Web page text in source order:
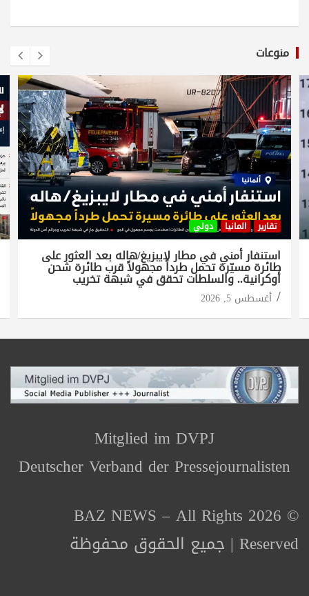
منوعات
تقارير المانيا دولي
استنفار أمني في مطار لايبزيغ/هاله بعد العثور على
طائرة مسيّرة تحمل طرداً مجهولاً قرب طائرة شحن
أوكرانية.. والسلطات تحقق في شبهة تخريب
أغسطس 5, 2026
Mitglied im DVPJ
Deutscher Verband der Pressejournalisten
© 2026 BAZ NEWS – All Rights
Reserved | جميع الحقوق محفوظة